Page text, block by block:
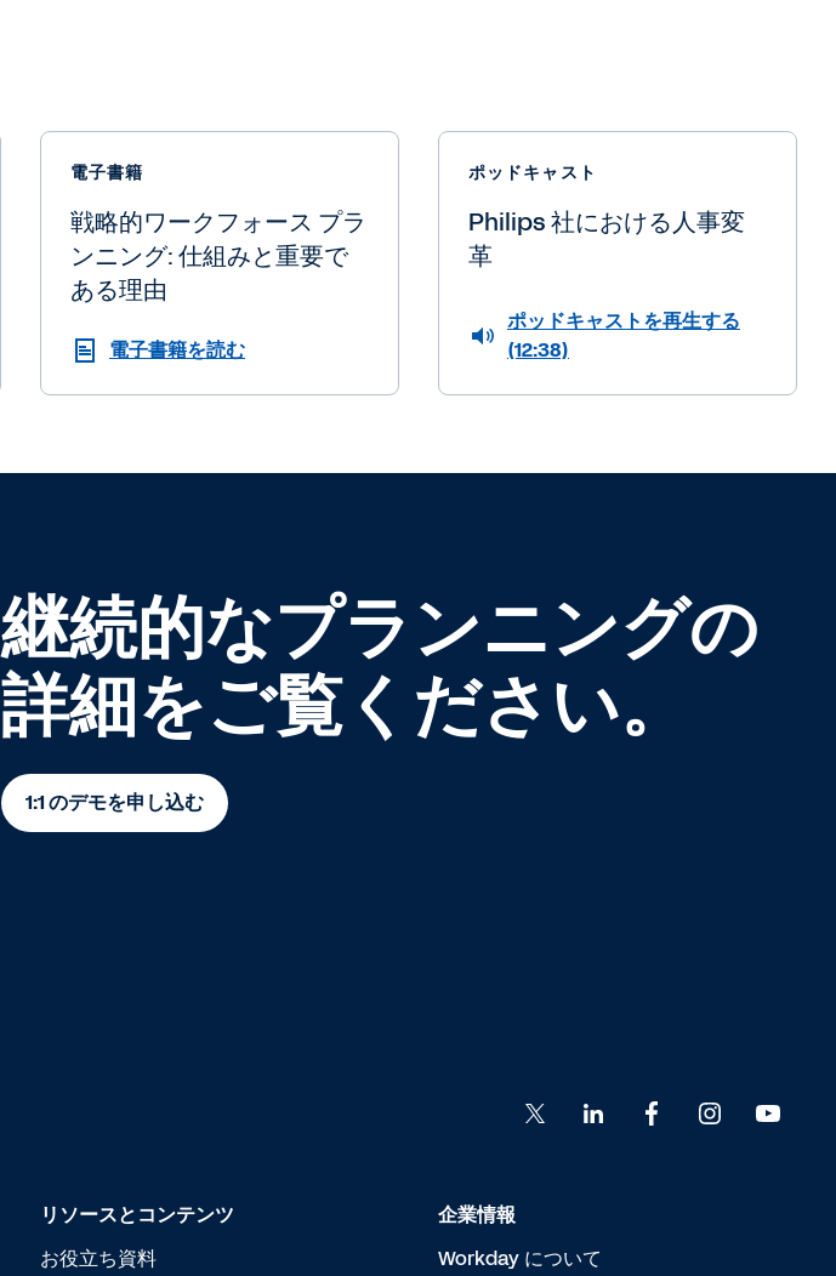
電子書籍
戦略的ワークフォース プラ
ンニング: 仕組みと重要で
ある理由
電子書籍を読む
ポッドキャスト
Philips 社における人事変
革
ポッドキャストを再生する
(12:38)
継続的なプランニングの
詳細をご覧ください。
1:1 のデモを申し込む
リソースとコンテンツ
お役立ち資料
企業情報
Workday について